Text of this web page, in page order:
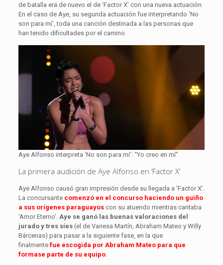
de batalla era de nuevo el de ‘Factor X’ con una nueva actuación.
En el caso de Aye, su segunda actuación fue interpretando ‘No
son para mí’, toda una canción destinada a las personas que
han tenido dificultades por el camino.
Aye Alfonso interpreta ‘No son para mí’: “Yo creo en mí”
La primera audición de Aye Alfonso en ‘Factor X’
Aye Alfonso causó gran impresión desde su llegada a ‘Factor X’.
La concursante comenzó en el concurso haciendo un guiño
a sus orígenes paraguayoscon su atuendo mientras cantaba
‘Amor Eterno’. Aye se ganó las buenas valoraciones del
jurado y tres síes(el de Vanesa Martín, Abraham Mateo y Willy
Bárcenas) para pasar a la siguiente fase, en la que
finalmente fue escogida por Abraham Mateo para que
formase parte de su equipo.